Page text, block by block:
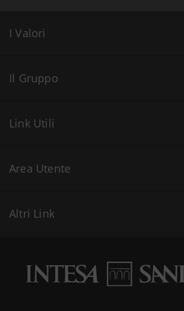
I Valori
Il Gruppo
Link Utili
Area Utente
Altri Link